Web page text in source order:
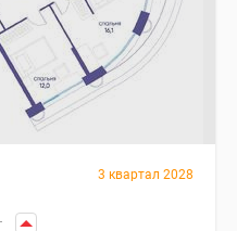
3 квартал 2028